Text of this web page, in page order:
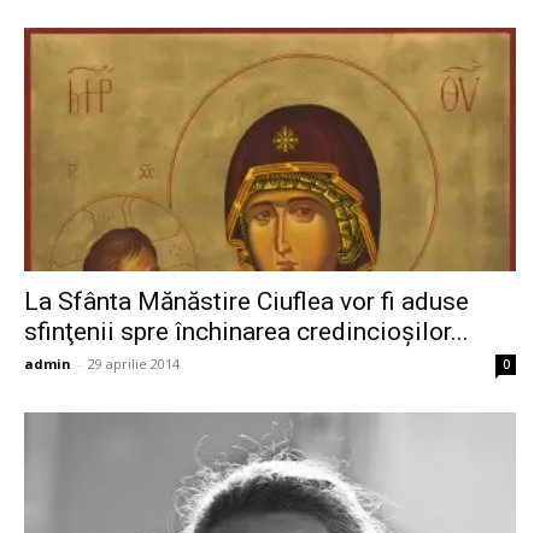
La Sfânta Mănăstire Ciuflea vor fi aduse
sfinţenii spre închinarea credincioşilor...
admin - 29 aprilie 2014 0